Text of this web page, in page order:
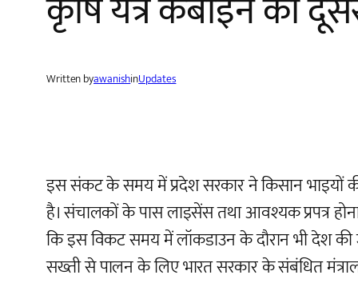
Written byawanishinUpdates
इस संकट के समय में प्रदेश सरकार ने किसान भाइयों
है। संचालकों के पास लाइसेंस तथा आवश्यक प्रपत्र
कि इस विकट समय में लॉकडाउन के दौरान भी देश
सख्ती से पालन के लिए भारत सरकार के संबंधित